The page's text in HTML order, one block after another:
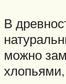
В
можно